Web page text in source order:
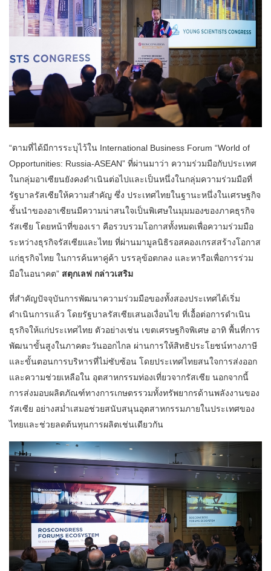
“ตามที่ได้มีการระบุไว้ใน International Business Forum “World of
Opportunities: Russia-ASEAN” ที่ผ่านมาว่า ความร่วมมือกับประเทศ
ในกลุ่มอาเซียนยังคงดำเนินต่อไปและเป็นหนึ่งในกลุ่มความร่วมมือที่
รัฐบาลรัสเซียให้ความสำคัญ ซึ่ง ประเทศไทยในฐานะหนึ่งในเศรษฐกิจ
ชั้นนำของอาเซียนมีความน่าสนใจเป็นพิเศษในมุมมองของภาคธุรกิจ
รัสเซีย โดยหน้าที่ของเรา คือรวบรวมโอกาสทั้งหมดเพื่อความร่วมมือ
ระหว่างธุรกิจรัสเซียและไทย ที่ผ่านมามูลนิธิรอสคองเกรสสร้างโอกาส
แก่ธุรกิจไทย ในการค้นหาคู่ค้า บรรลุข้อตกลง และหารือเพื่อการร่วม
มือในอนาคต” สตุกเลฟ กล่าวเสริม
ที่สำคัญปัจจุบันการพัฒนาความร่วมมือของทั้งสองประเทศได้เริ่ม
ดำเนินการแล้ว โดยรัฐบาลรัสเซียเสนอเงื่อนไข ที่เอื้อต่อการดำเนิน
ธุรกิจให้แก่ประเทศไทย ตัวอย่างเช่น เขตเศรษฐกิจพิเศษ อาทิ พื้นที่การ
พัฒนาขั้นสูงในภาคตะวันออกไกล ผ่านการให้สิทธิประโยชน์ทางภาษี
และขั้นตอนการบริหารที่ไม่ซับซ้อน โดยประเทศไทยสนใจการส่งออก
และความช่วยเหลือใน อุตสาหกรรมท่องเที่ยวจากรัสเซีย นอกจากนี้
การส่งมอบผลิตภัณฑ์ทางการเกษตรรวมทั้งทรัพยากรด้านพลังงานของ
รัสเซีย อย่างสม่ำเสมอช่วยสนับสนุนอุตสาหกรรมภายในประเทศของ
ไทยและช่วยลดต้นทุนการผลิตเช่นเดียวกัน